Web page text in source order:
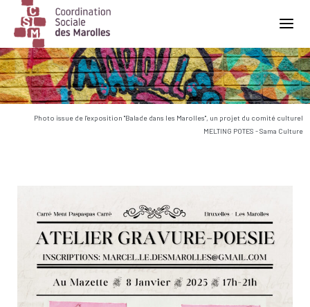
Main Navigation
Photo issue de l'exposition "Balade dans les Marolles", un projet du comité culturel
MELTING POTES - Sama Culture